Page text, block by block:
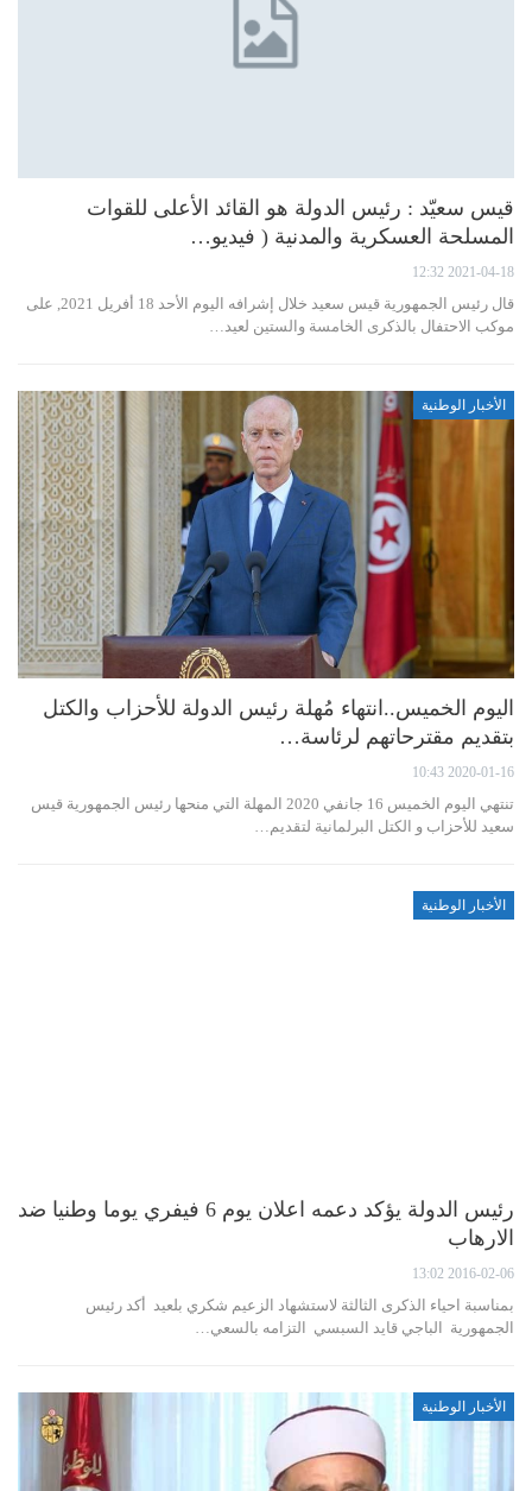
قيس سعيّد : رئيس الدولة هو القائد الأعلى للقوات
المسلحة العسكرية والمدنية ( فيديو…
2021-04-18 12:32
قال رئيس الجمهورية قيس سعيد خلال إشرافه اليوم الأحد 18 أفريل 2021, على
موكب الاحتفال بالذكرى الخامسة والستين لعيد…
الأخبار الوطنية
اليوم الخميس..انتهاء مُهلة رئيس الدولة للأحزاب والكتل
بتقديم مقترحاتهم لرئاسة…
2020-01-16 10:43
تنتهي اليوم الخميس 16 جانفي 2020 المهلة التي منحها رئيس الجمهورية قيس
سعيد للأحزاب و الكتل البرلمانية لتقديم…
الأخبار الوطنية
رئيس الدولة يؤكد دعمه اعلان يوم 6 فيفري يوما وطنيا ضد
الارهاب
2016-02-06 13:02
بمناسبة احياء الذكرى الثالثة لاستشهاد الزعيم شكري بلعيد أكد رئيس
الجمهورية الباجي قايد السبسي التزامه بالسعي…
الأخبار الوطنية